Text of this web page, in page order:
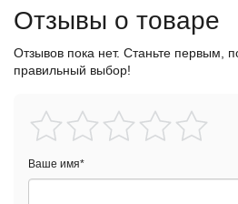
Отзывы о товаре
Отзывов пока нет. Станьте первым,
правильный выбор!
Ваше имя*